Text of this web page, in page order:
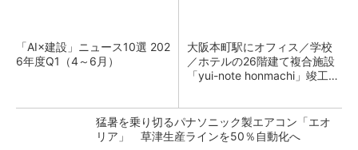
「AI×建設」ニュース10選 202
6年度Q1（4～6月）
大阪本町駅にオフィス／学校
／ホテルの26階建て複合施設
「yui-note honmachi」竣工、
猛暑を乗り切るパナソニック製エアコン「エオ
リア」 草津生産ラインを50％自動化へ